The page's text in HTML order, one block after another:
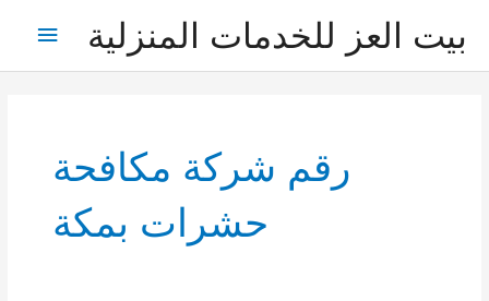
بيت العز للخدمات المنزلية
رقم شركة مكافحة
حشرات بمكة